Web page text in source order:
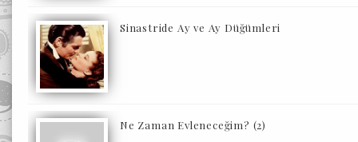
Sinastride Ay ve Ay Düğümleri
Ne Zaman Evleneceğim? (2)